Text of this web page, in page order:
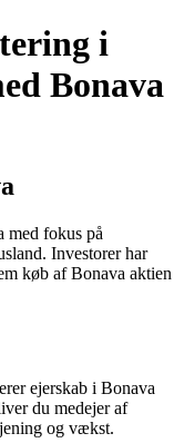
i
Bonava
med fokus på
Investorer har
køb af Bonava aktien
ejerskab i Bonava
du medejer af
og vækst.